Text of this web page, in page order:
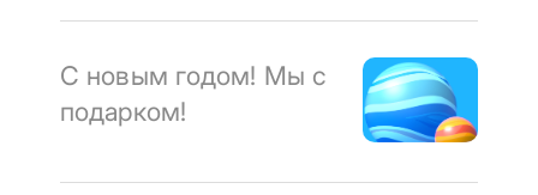
С новым годом! Мы с
подарком!